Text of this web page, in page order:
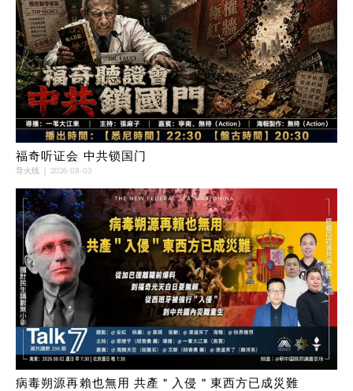
福奇听证会 中共锁国门
导火线 2026-08-03
病毒朔源再賴也無用 共產＂入侵＂東西方已成災難